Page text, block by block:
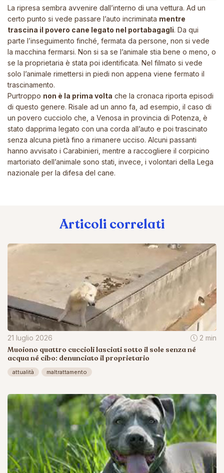
La ripresa sembra avvenire dall’interno di una vettura. Ad un
certo punto si vede passare l’auto incriminata mentre
trascina il povero cane legato nel portabagagli. Da qui
parte l’inseguimento finché, fermata da persone, non si vede
la macchina fermarsi. Non si sa se l’animale stia bene o meno, o
se la proprietaria è stata poi identificata. Nel filmato si vede
solo l’animale rimettersi in piedi non appena viene fermato il
trascinamento.
Purtroppo non è la prima volta che la cronaca riporta episodi
di questo genere. Risale ad un anno fa , ad esempio, il caso di
un povero cucciolo che, a Venosa in provincia di Potenza, è
stato dapprima legato con una corda all’auto e poi trascinato
senza alcuna pietà fino a rimanere ucciso. Alcuni passanti
hanno avvisato i Carabinieri, mentre a raccogliere il corpicino
martoriato dell’animale sono stati, invece, i volontari della Lega
nazionale per la difesa del cane.
Articoli correlati
21 luglio 2026 2 min
Muoiono quattro cuccioli lasciati sotto il sole senza né
acqua né cibo: denunciato il proprietario
attualità maltrattamento